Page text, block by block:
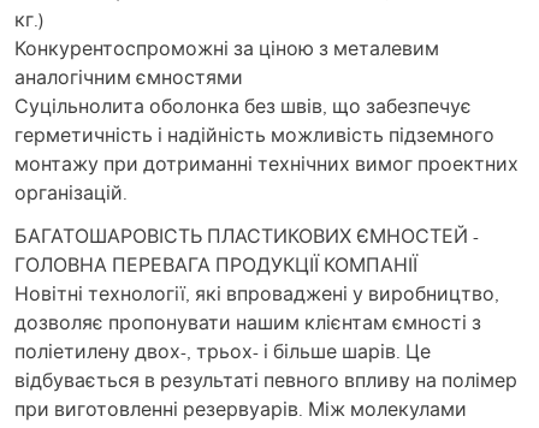
кг.)
Конкурентоспроможні за ціною з металевим
аналогічним ємностями
Суцільнолита оболонка без швів, що забезпечує
герметичність і надійність можливість підземного
монтажу при дотриманні технічних вимог проектних
організацій.
БАГАТОШАРОВІСТЬ ПЛАСТИКОВИХ ЄМНОСТЕЙ -
ГОЛОВНА ПЕРЕВАГА ПРОДУКЦІЇ КОМПАНІЇ
Новітні технології, які впроваджені у виробництво,
дозволяє пропонувати нашим клієнтам ємності з
поліетилену двох-, трьох- і більше шарів. Це
відбувається в результаті певного впливу на полімер
при виготовленні резервуарів. Між молекулами